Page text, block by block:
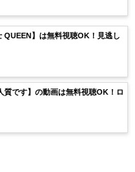
QUEEN】は無料視聴OK！見逃し
質です】の動画は無料視聴OK！ロ